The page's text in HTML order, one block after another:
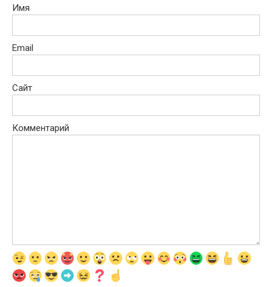
Имя
Email
Сайт
Комментарий